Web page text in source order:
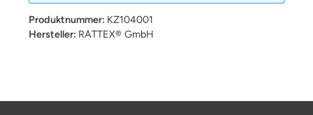
Produktnummer: KZ104001
Hersteller: RATTEX® GmbH